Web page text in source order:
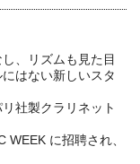
、リズムも見た目
はない新しいスタ
社製クラリネット
に招聘され、